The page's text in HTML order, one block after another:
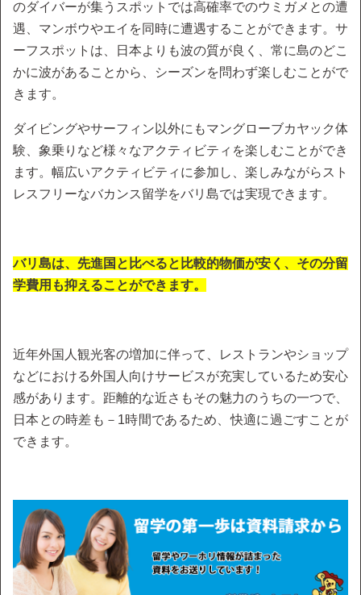
のダイバーが集うスポットでは高確率でのウミガメとの遭
遇、マンボウやエイを同時に遭遇することができます。サ
ーフスポットは、日本よりも波の質が良く、常に島のどこ
かに波があることから、シーズンを問わず楽しむことがで
きます。
ダイビングやサーフィン以外にもマングローブカヤック体
験、象乗りなど様々なアクティビティを楽しむことができ
ます。幅広いアクティビティに参加し、楽しみながらスト
レスフリーなバカンス留学をバリ島では実現できます。
バリ島は、先進国と比べると比較的物価が安く、その分留
学費用も抑えることができます。
近年外国人観光客の増加に伴って、レストランやショップ
などにおける外国人向けサービスが充実しているため安心
感があります。距離的な近さもその魅力のうちの一つで、
日本との時差も－1時間であるため、快適に過ごすことが
できます。